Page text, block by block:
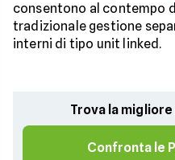
consentono al contempo
tradizionale gestione
interni di tipo unit linked.
Trova la
Confronta le